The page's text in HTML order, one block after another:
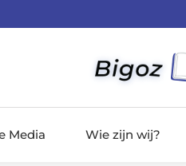
Media Wie zijn wij?